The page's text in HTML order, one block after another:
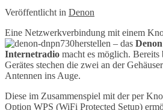
Veröffentlicht in Denon
Eine Netzwerkverbindung mit einem
herstellen – das
Internetradio macht es möglich. Bereits
Gerätes stechen die zwei an der
Antennen ins Auge.
Diese im Zusammenspiel mit der per
Option WPS (WiFi Protected Setup)